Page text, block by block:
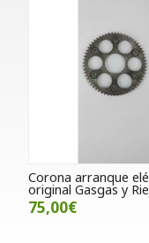
Corona arranque
original Gasgas y
75,00€